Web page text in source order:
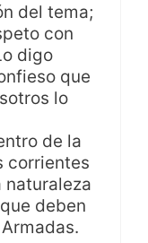
del tema;
con
digo
que
lo
de la
corrientes
deben